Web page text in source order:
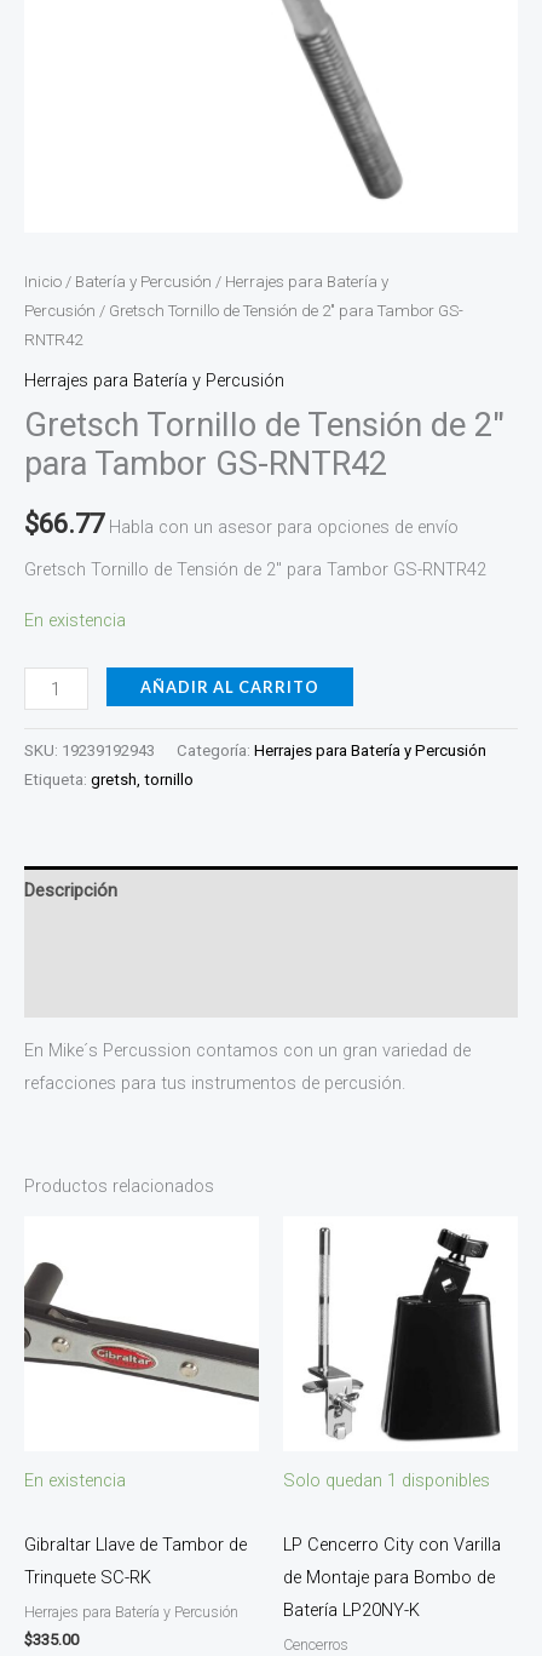
Inicio / Batería y Percusión / Herrajes para Batería y
Percusión / Gretsch Tornillo de Tensión de 2″ para Tambor GS-
RNTR42
Herrajes para Batería y Percusión
Gretsch Tornillo de Tensión de 2″
para Tambor GS-RNTR42
$66.77 Habla con un asesor para opciones de envío
Gretsch Tornillo de Tensión de 2″ para Tambor GS-RNTR42
En existencia
AÑADIR AL CARRITO
SKU: 19239192943 Categoría: Herrajes para Batería y Percusión
Etiqueta: gretsh, tornillo
Descripción
En Mike´s Percussion contamos con un gran variedad de
refacciones para tus instrumentos de percusión.
Productos relacionados
En existencia
Gibraltar Llave de Tambor de
Trinquete SC-RK
Herrajes para Batería y Percusión
$335.00
Solo quedan 1 disponibles
LP Cencerro City con Varilla
de Montaje para Bombo de
Batería LP20NY-K
Cencerros